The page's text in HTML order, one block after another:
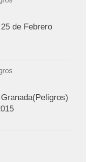
de Febrero